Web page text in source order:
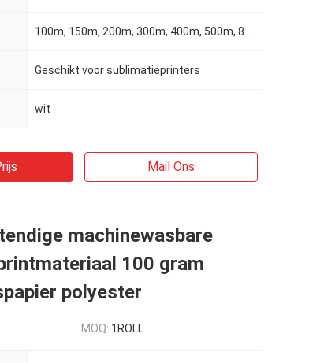
Geschikt voor sublimatieprinters
wit
Mail Ons
machinewasbare
100 gram
polyester
MOQ: 1ROLL